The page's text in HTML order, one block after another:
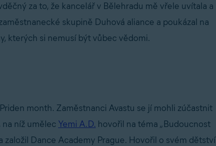
za to, že kancelář v Bělehradu mě vřele uvítala a
skupině Duhová aliance a poukázal na
kterých si nemusí být vůbec vědomi.
month. Zaměstnanci Avastu se jí mohli zúčastnit
níž umělec Yemi A.D. hovořil na téma „Budoucnost
založil Dance Academy Prague. Hovořil o svém dětství